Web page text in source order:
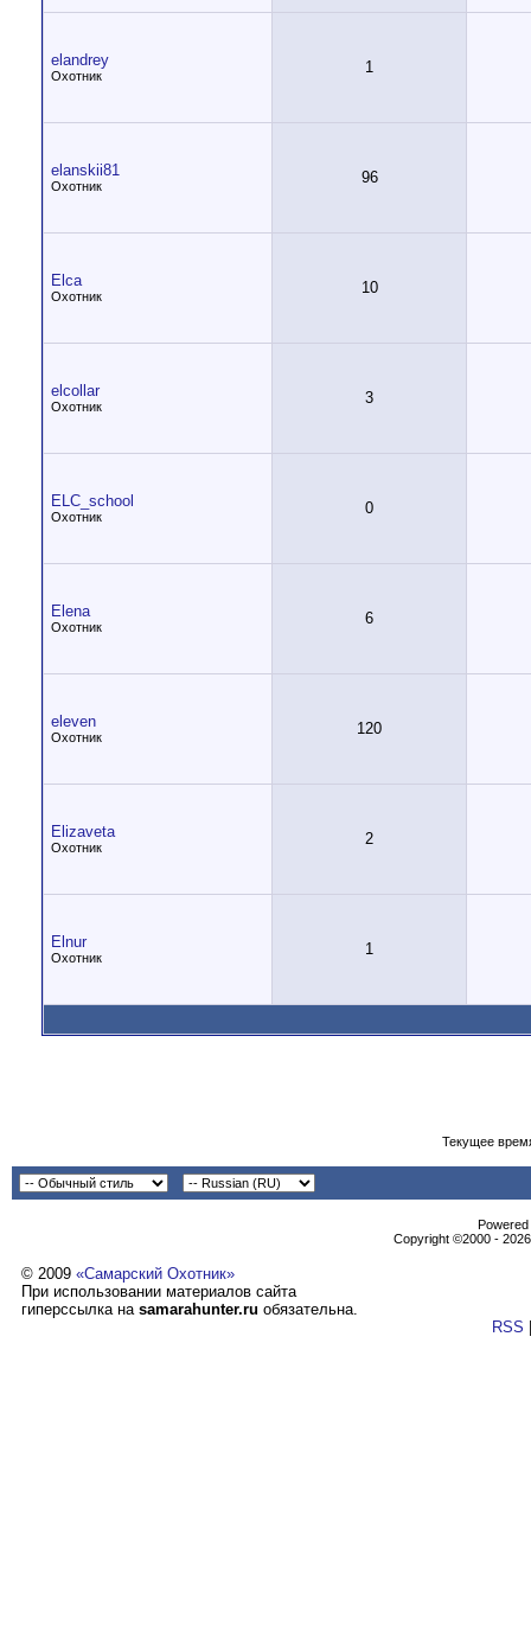
elandrey
Охотник 1
elanskii81
Охотник 96
Elca
Охотник 10
elcollar
Охотник 3
ELC_school
Охотник 0
Elena
Охотник 6
eleven
Охотник 120
Elizaveta
Охотник 2
Elnur
Охотник 1
Текущее
Copyright ©2000 -
© 2009 «Самарский Охотник»
При использовании материалов сайта
гиперссылка на samarahunter.ru обязательна.
RSS